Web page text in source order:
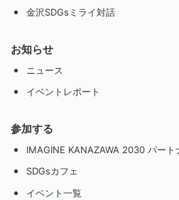
金沢SDGsミライ対話
お知らせ
ニュース
イベントレポート
参加する
IMAGINE KANAZAWA 2030 パート
SDGsカフェ
イベント一覧